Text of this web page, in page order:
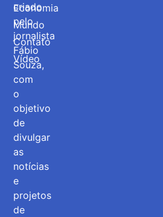
criado
pelo
jornalista
Fábio
Souza,
com
o
objetivo
de
divulgar
as
notícias
e
projetos
de
Economia
Mundo
Contato
Vídeo